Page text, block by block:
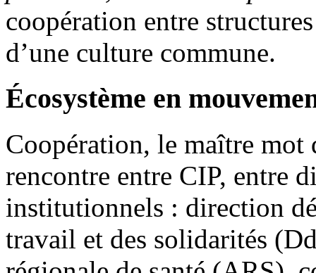
coopération entre
d’une culture commune.
Écosystème en
Coopération, le maître
rencontre entre CIP, entre
institutionnels : direction
travail et des solidarités